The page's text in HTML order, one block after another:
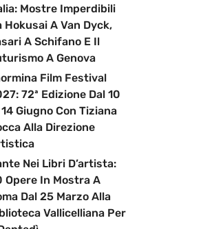
Mostre Imperdibili
Hokusai A Van Dyck,
A Schifano E Il
A Genova
Film Festival
72ª Edizione Dal 10
Giugno Con Tiziana
Alla Direzione
Nei Libri D’artista:
Opere In Mostra A
Dal 25 Marzo Alla
Vallicelliana Per